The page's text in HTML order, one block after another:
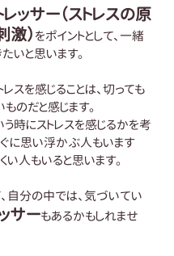
レッサー（ストレスの原
激）をポイントとして、一緒
いと思います。
レスを感じることは、切っても
のだと感じます。
う時にストレスを感じるかを考
に思い浮かぶ人もいます
い人もいると思います。
自分の中では、気づいてい
サーもあるかもしれませ